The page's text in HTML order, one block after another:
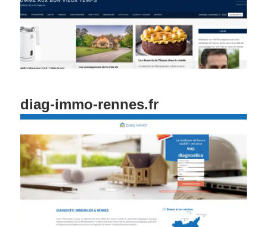
diag-immo-rennes.fr